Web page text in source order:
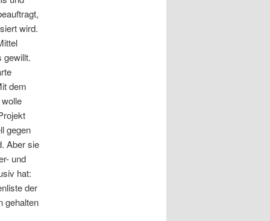
wird.
gewillt.
dem
gegen
Aber sie
und
hat:
der
gehalten